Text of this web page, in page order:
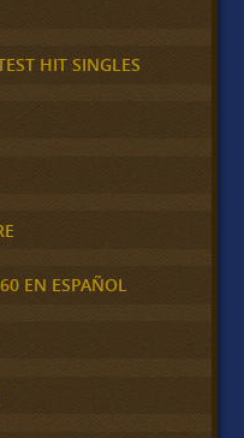
HIT SINGLES
EN ESPAÑOL